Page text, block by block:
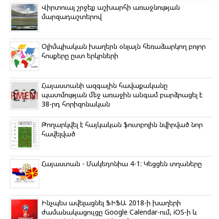
Վիրտուալ շրջեք աշխարհի առաջնության
մարզադաշտերով
Օլիմպիական խաղերն օնլայն հեռաձարկող բոլոր
հոսքերը ըստ երկրների
Հայաստանի ազգային հավաքականը
պատմության մեջ առաջին անգամ բարձրացել է
38-րդ հորիզոնական
Թողարկվել է հայկական ֆուտբոլին նվիրված նոր
հավելված
Հայաստան - Մակեդոնիա 4-1: Կեցցեն տղաները
Ինչպես ավելացնել ՖԻՖԱ 2018-ի խաղերի
ժամանակացույցը Google Calendar-ում, iOS-ի և